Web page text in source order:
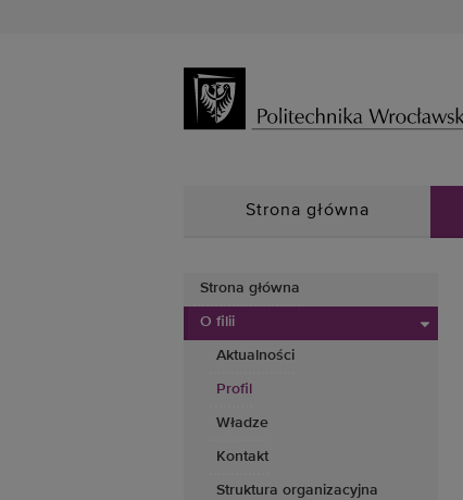
Strona główna
Strona główna
O filii
Aktualności
Profil
Władze
Kontakt
Struktura organizacyjna